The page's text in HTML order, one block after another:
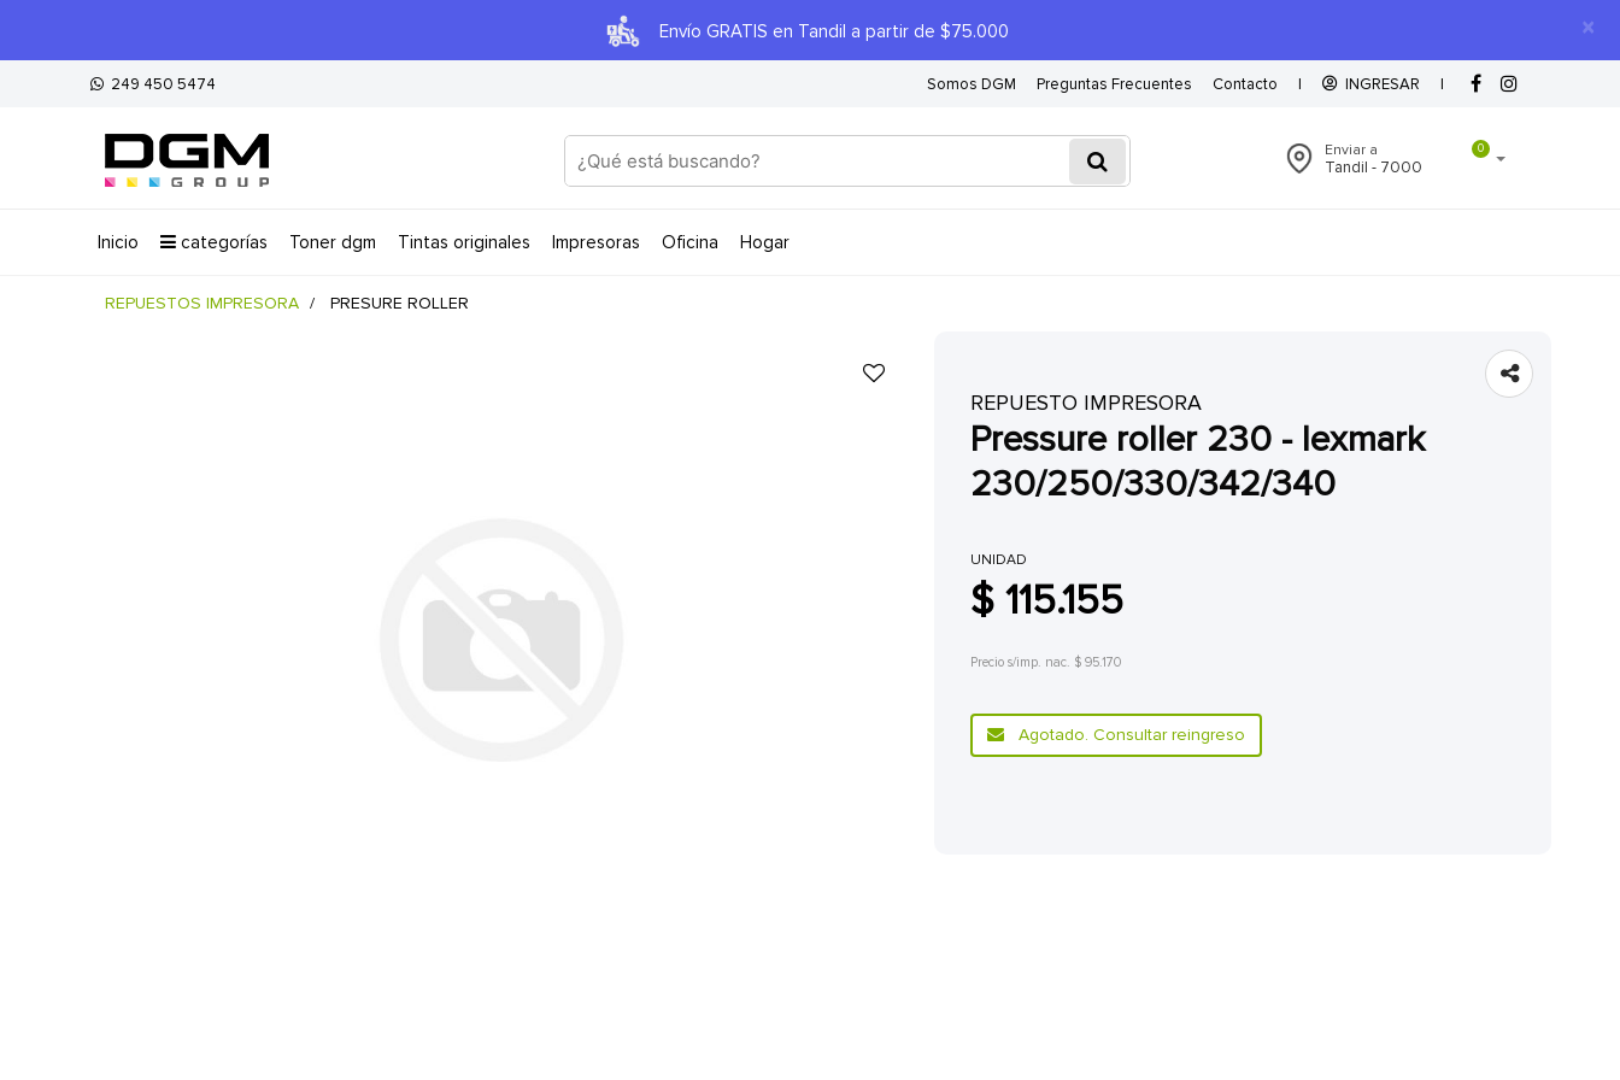
×
Envío GRATIS en Tandil a partir de $75.000
249 450 5474 Somos DGM Preguntas Frecuentes Contacto | INGRESAR |
0
Enviar a
Tandil - 7000
inicio categorías toner dgm tintas originales impresoras oficina hogar
REPUESTOS IMPRESORA PRESURE ROLLER
REPUESTO IMPRESORA
pressure roller 230 - lexmark
230/250/330/342/340
UNIDAD
$ 115.155
Precio s/imp. nac. $ 95.170
Agotado. Consultar reingreso